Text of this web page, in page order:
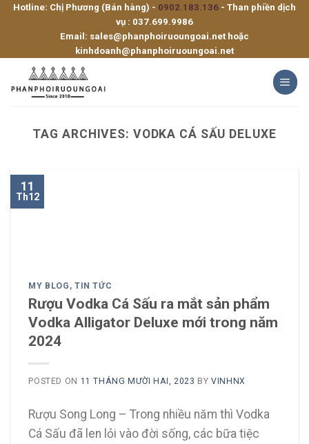
SkipHotline: Chị Phương (Bán hàng) - 0902.183.136 - Than phiền dịch
vụ : 037.699.9986
Email: sales@phanphoiruoungoai.net hoặc
kinhdoanh@phanphoiruoungoai.net
TAG ARCHIVES: VODKA CÁ SẤU DELUXE
11
Th12
MY BLOG , TIN TỨC
Rượu Vodka Cá Sấu ra mắt sản phẩm
Vodka Alligator Deluxe mới trong năm
2024
POSTED ON 11 THÁNG MƯỜI HAI, 2023 BYVINHNX
Rượu Song Long – Trong nhiều năm thì Vodka
Cá Sấu đã len lỏi vào đời sống, các bữa tiệc